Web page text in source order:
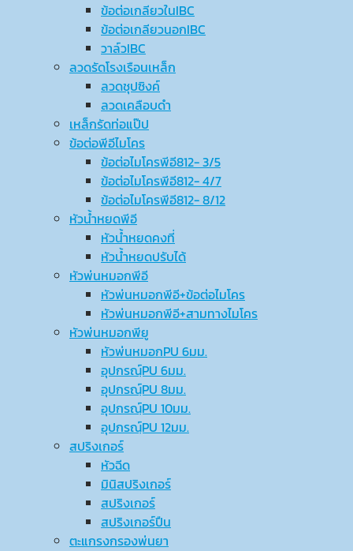
ข้อต่อเกลียวในIBC
ข้อต่อเกลียวนอกIBC
วาล์วIBC
ลวดรัดโรงเรือนเหล็ก
ลวดชุปซิงค์
ลวดเคลือบดำ
เหล็กรัดท่อแป๊ป
ข้อต่อพีอีไมโคร
ข้อต่อไมโครพีอี812- 3/5
ข้อต่อไมโครพีอี812- 4/7
ข้อต่อไมโครพีอี812- 8/12
หัวน้ำหยดพีอี
หัวน้ำหยดคงที่
หัวน้ำหยดปรับได้
หัวพ่นหมอกพีอี
หัวพ่นหมอกพีอี+ข้อต่อไมโคร
หัวพ่นหมอกพีอี+สามทางไมโคร
หัวพ่นหมอกพียู
หัวพ่นหมอกPU 6มม.
อุปกรณ์ฺPU 6มม.
อุปกรณ์ฺPU 8มม.
อุปกรณ์ฺPU 10มม.
อุปกรณ์ฺPU 12มม.
สปริงเกอร์
หัวฉีด
มินิสปริงเกอร์
สปริงเกอร์
สปริงเกอร์ปืน
ตะแกรงกรองพ่นยา